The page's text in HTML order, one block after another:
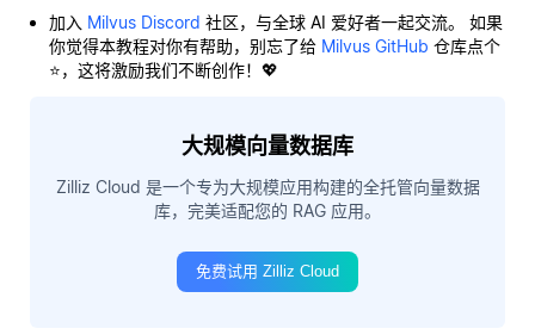
加入 Milvus Discord 社区，与全球 AI 爱好者一起交流。 如果
你觉得本教程对你有帮助，别忘了给 Milvus GitHub 仓库点个
⭐，这将激励我们不断创作！💖
大规模向量数据库
Zilliz Cloud 是一个专为大规模应用构建的全托管向量数据
库，完美适配您的 RAG 应用。
免费试用 Zilliz Cloud